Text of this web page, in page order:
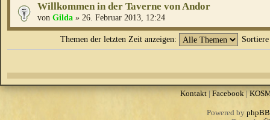
Willkommen in der Taverne von Andor
von Gilda » 26. Februar 2013, 12:24
Themen der letzten Zeit anzeigen:
Kontakt|Facebook|
Powered by phpBB